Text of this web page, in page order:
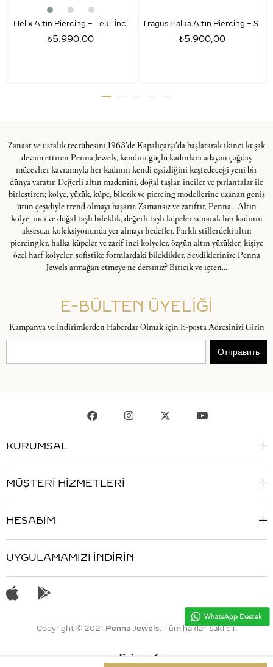
Helix Altın Piercing – Tekli İnci
₺5.990,00
Tragus Halka Altın Piercing – Sezar
₺5.900,00
Zanaat ve ustalık tecrübesini 1963’de Kapalıçarşı’da başlatarak ikinci kuşak
devam ettiren Penna Jewels, kendini güçlü kadınlara adayan çağdaş
mücevher kavramıyla her kadının kendi eşsizliğini keşfedeceği yeni bir
dünya yaratır. Değerli altın madenini, doğal taşlar, inciler ve pırlantalar ile
birleştiren; kolye, yüzük, küpe, bilezik ve piercing modellerine uzanan geniş
ürün çeşidiyle trend olmayı başarır. Zamansız ve zariftir, Penna… Altın
kolye, inci ve doğal taşlı bileklik, değerli taşlı küpeler sunarak her kadının
aksesuar koleksiyonunda yer almayı hedefler. Farklı stillerdeki altın
piercingler, halka küpeler ve zarif inci kolyeler, özgün altın yüzükler, kişiye
özel harf kolyeler, sofistike formlardaki bileklikler. Sevdiklerinize Penna
Jewels armağan etmeye ne dersiniz? Biricik ve içten...
E-BÜLTEN ÜYELİĞİ
Kampanya ve İndirimlerden Haberdar Olmak için E-posta Adresinizi Girin
Отправить
KURUMSAL
MÜŞTERİ HİZMETLERİ
HESABIM
UYGULAMAMIZI İNDİRİN
Copyright © 2021 Penna Jewels. Tüm hakları saklıdır.